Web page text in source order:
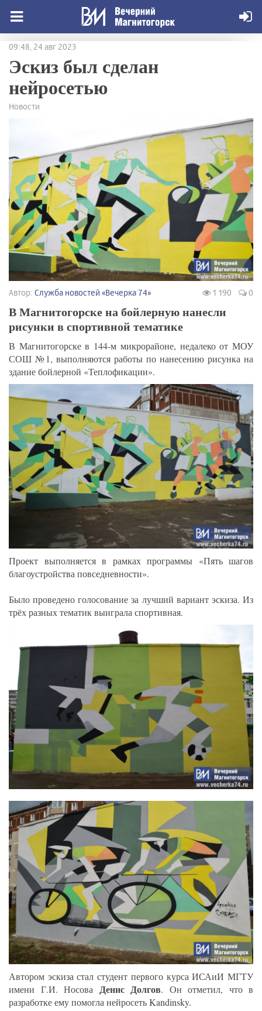
09:48, 24 авг 2023
Эскиз был сделан
нейросетью
Новости
Автор: Служба новостей «Вечерка 74» 1 190 0
В Магнитогорске на бойлерную нанесли
рисунки в спортивной тематике
В Магнитогорске в 144-м микрорайоне, недалеко от МОУ
СОШ №1, выполняются работы по нанесению рисунка на
здание бойлерной «Теплофикации».
Проект выполняется в рамках программы «Пять шагов
благоустройства повседневности».
Было проведено голосование за лучший вариант эскиза. Из
трёх разных тематик выиграла спортивная.
Автором эскиза стал студент первого курса ИСАиИ МГТУ
имени Г.И. Носова Денис Долгов. Он отметил, что в
разработке ему помогла нейросеть Kandinsky.